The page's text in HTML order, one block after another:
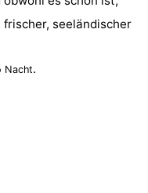
seeländischer
Nacht.